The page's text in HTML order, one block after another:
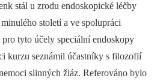
stál u zrodu endoskopické léčby
století a ve spolupráci
tyto účely speciální endoskopy
kurzu seznámil účastníky s filozofií
slinných žláz. Referováno bylo